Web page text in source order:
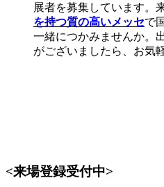
展者を募集しています。
を持つ質の高いメッセで
一緒につかみませんか。
がございましたら、お気
<来場登録受付中>